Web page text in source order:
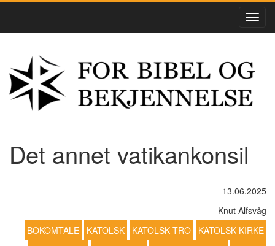
Det annet vatikankonsil
13.06.2025
Knut Alfsvåg
BOKOMTALE
KATOLSK KATOLSK TRO
KATOLSK KIRKE